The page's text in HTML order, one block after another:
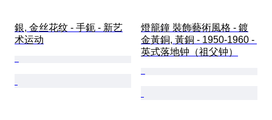
銀, 金丝花纹 - 手鈪 - 新艺
术运动
燈籠鐘 裝飾藝術風格 - 鍍
金黃銅, 黃銅 - 1950-1960 -
英式落地钟（祖父钟）